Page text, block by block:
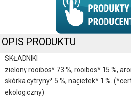
OPIS PRODUKTU
SKŁADNIKI
zielony rooibos* 73 %, rooibos* 15 %,
skórka cytryny* 5 %, nagietek* 1 %.
ekologiczny)